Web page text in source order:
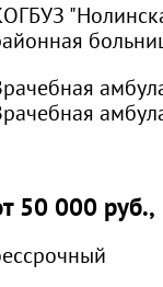
50 000 руб.,